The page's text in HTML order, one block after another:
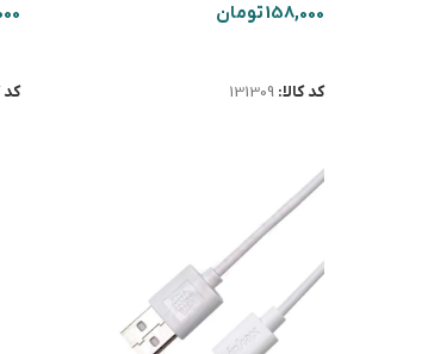
158,000تومان
کد کالا: 131309 کد